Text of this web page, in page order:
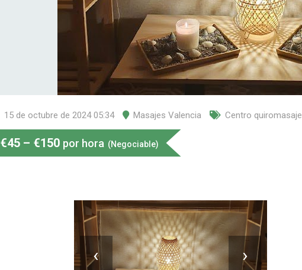
15 de octubre de 2024 05:34 Masajes Valencia Centro quiromasaje
€45 – €150 por hora (Negociable)
‹ ›